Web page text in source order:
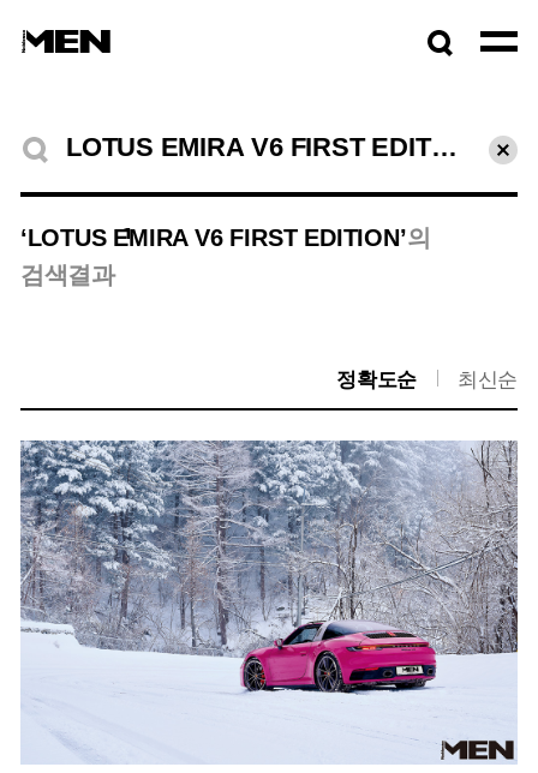
검색결과
초기
‘LOTUS EMIRA V6 FIRST EDITION’의
검색결과
1
정확도순 최신순